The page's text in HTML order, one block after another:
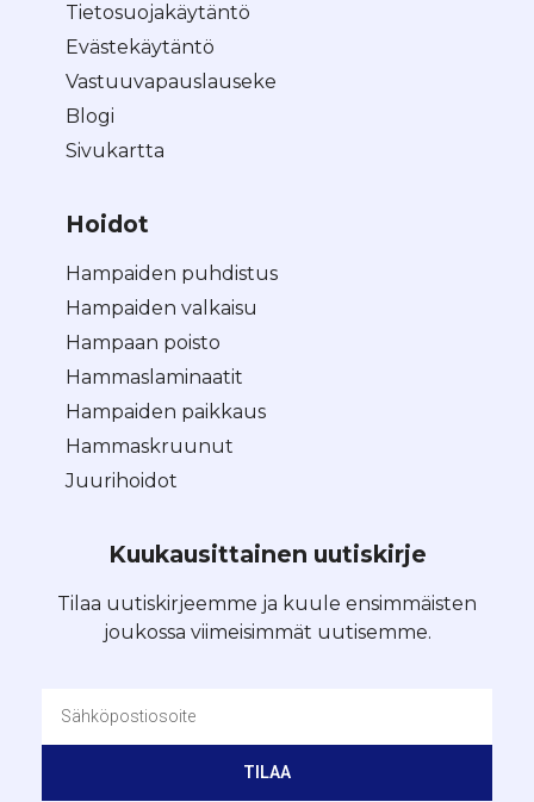
Tietosuojakäytäntö
Evästekäytäntö
Vastuuvapauslauseke
Blogi
Sivukartta
Hoidot
Hampaiden puhdistus
Hampaiden valkaisu
Hampaan poisto
Hammaslaminaatit
Hampaiden paikkaus
Hammaskruunut
Juurihoidot
Kuukausittainen uutiskirje
Tilaa uutiskirjeemme ja kuule ensimmäisten
joukossa viimeisimmät uutisemme.
TILAA